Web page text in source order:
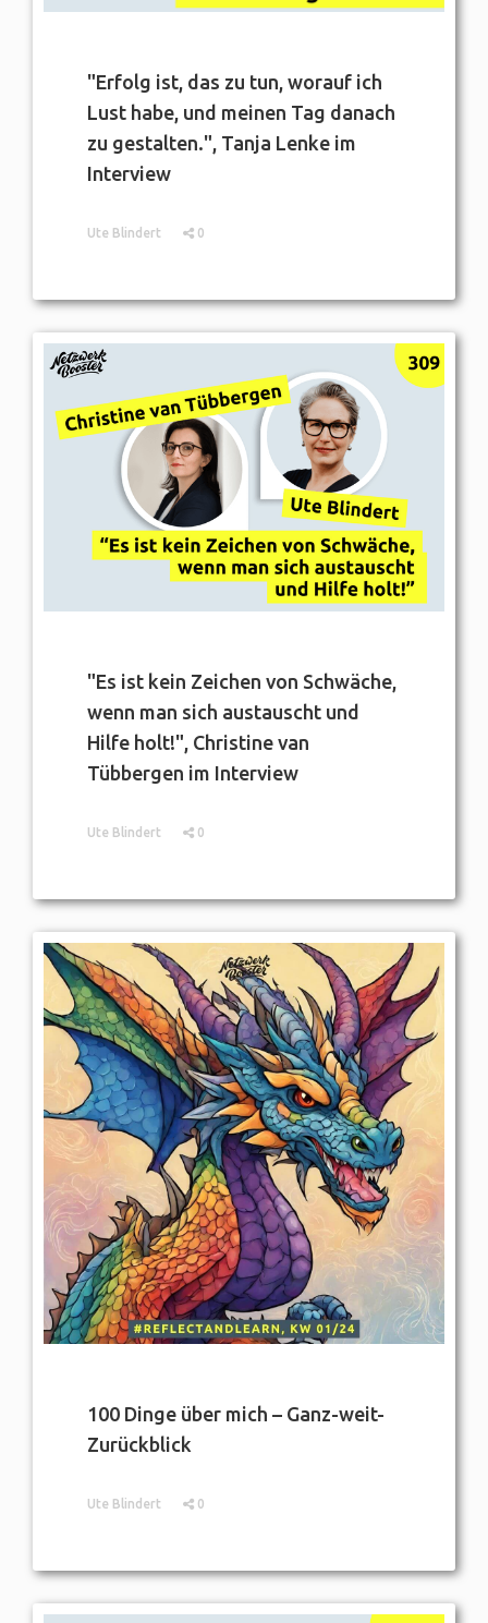
"Erfolg ist, das zu tun, worauf ich
Lust habe, und meinen Tag danach
zu gestalten.", Tanja Lenke im
Interview
Ute Blindert 0
"Es ist kein Zeichen von Schwäche,
wenn man sich austauscht und
Hilfe holt!", Christine van
Tübbergen im Interview
Ute Blindert 0
100 Dinge über mich – Ganz-weit-
Zurückblick
Ute Blindert 0